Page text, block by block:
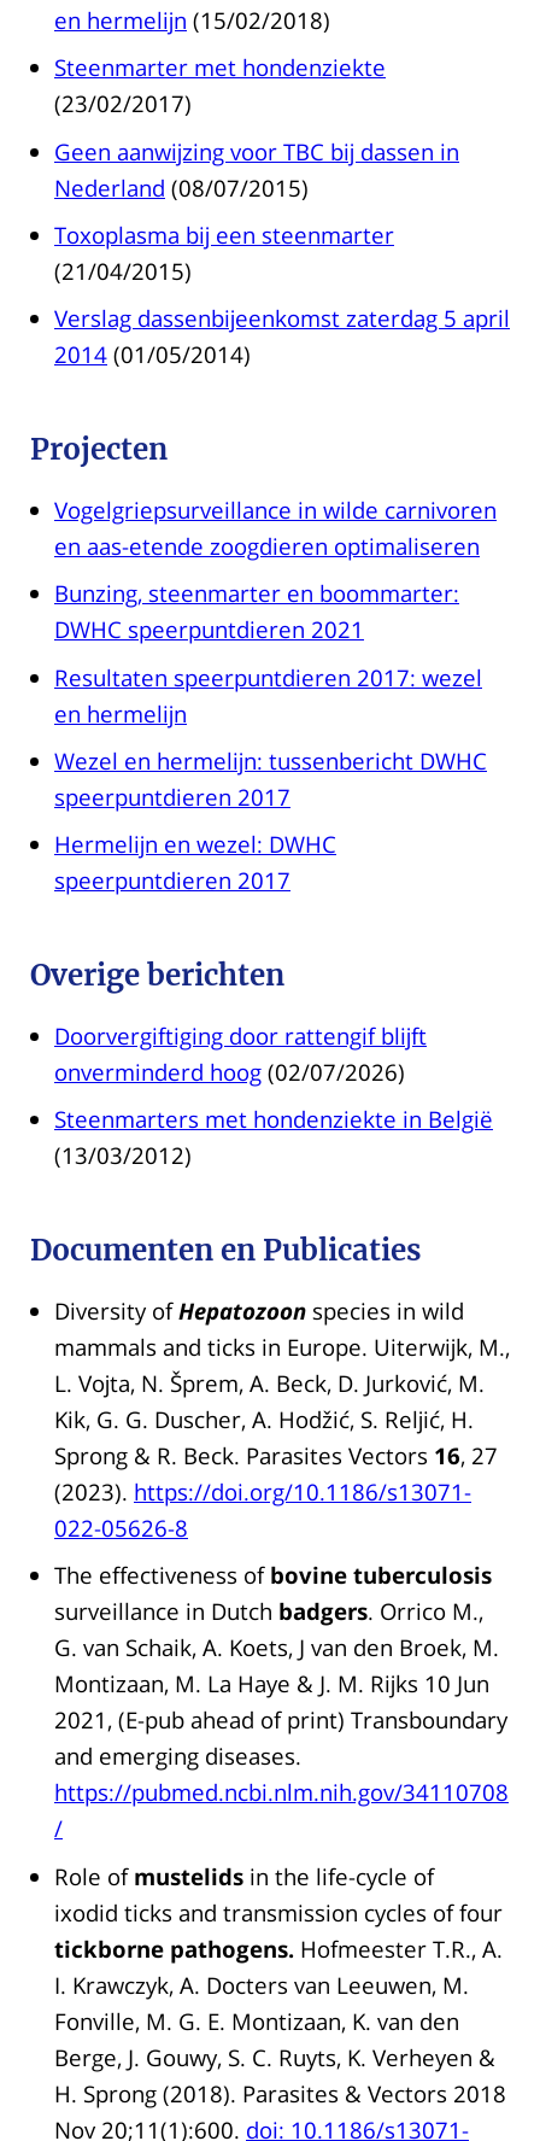
en hermelijn (15/02/2018)
Steenmarter met hondenziekte
(23/02/2017)
Geen aanwijzing voor TBC bij dassen in
Nederland (08/07/2015)
Toxoplasma bij een steenmarter
(21/04/2015)
Verslag dassenbijeenkomst zaterdag 5 april
2014 (01/05/2014)
Projecten
Vogelgriepsurveillance in wilde carnivoren
en aas-etende zoogdieren optimaliseren
Bunzing, steenmarter en boommarter:
DWHC speerpuntdieren 2021
Resultaten speerpuntdieren 2017: wezel
en hermelijn
Wezel en hermelijn: tussenbericht DWHC
speerpuntdieren 2017
Hermelijn en wezel: DWHC
speerpuntdieren 2017
Overige berichten
Doorvergiftiging door rattengif blijft
onverminderd hoog (02/07/2026)
Steenmarters met hondenziekte in België
(13/03/2012)
Documenten en Publicaties
Diversity ofHepatozoon species in wild
mammals and ticks in Europe. Uiterwijk, M.,
L. Vojta, N. Šprem, A. Beck, D. Jurković, M.
Kik, G. G. Duscher, A. Hodžić, S. Reljić, H.
Sprong & R. Beck. Parasites Vectors 16, 27
(2023). https://doi.org/10.1186/s13071-
022-05626-8
The effectiveness of bovine tuberculosis
surveillance in Dutch badgers. Orrico M.,
G. van Schaik, A. Koets, J van den Broek, M.
Montizaan, M. La Haye & J. M. Rijks 10 Jun
2021, (E-pub ahead of print) Transboundary
and emerging diseases.
https://pubmed.ncbi.nlm.nih.gov/34110708
/
Role of mustelids in the life-cycle of
ixodid ticks and transmission cycles of four
tickborne pathogens. Hofmeester T.R., A.
I. Krawczyk, A. Docters van Leeuwen, M.
Fonville, M. G. E. Montizaan, K. van den
Berge, J. Gouwy, S. C. Ruyts, K. Verheyen &
H. Sprong (2018). Parasites & Vectors 2018
Nov 20;11(1):600. doi: 10.1186/s13071-